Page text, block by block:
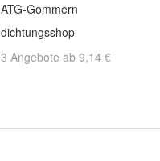
ATG-Gommern
dichtungsshop
3 Angebote ab 9,14 €